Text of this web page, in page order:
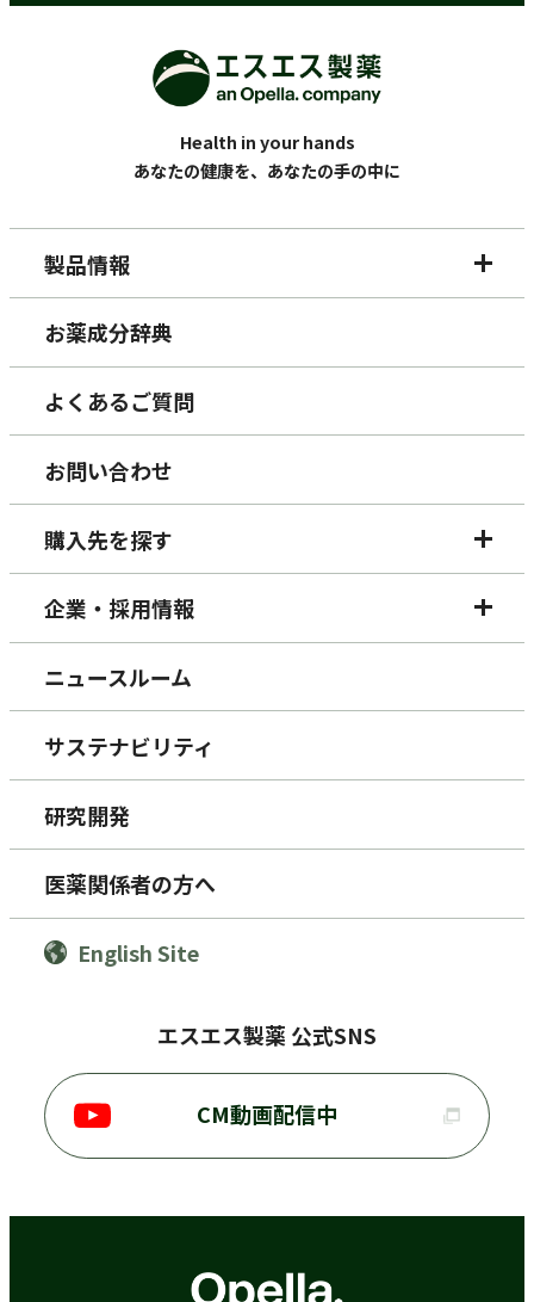
Health in your hands
あなたの健康を、あなたの手の中に
製品情報
お薬成分辞典
よくあるご質問
お問い合わせ
購入先を探す
企業・採用情報
ニュースルーム
サステナビリティ
研究開発
医薬関係者の方へ
English Site
エスエス製薬 公式SNS
CM動画配信中